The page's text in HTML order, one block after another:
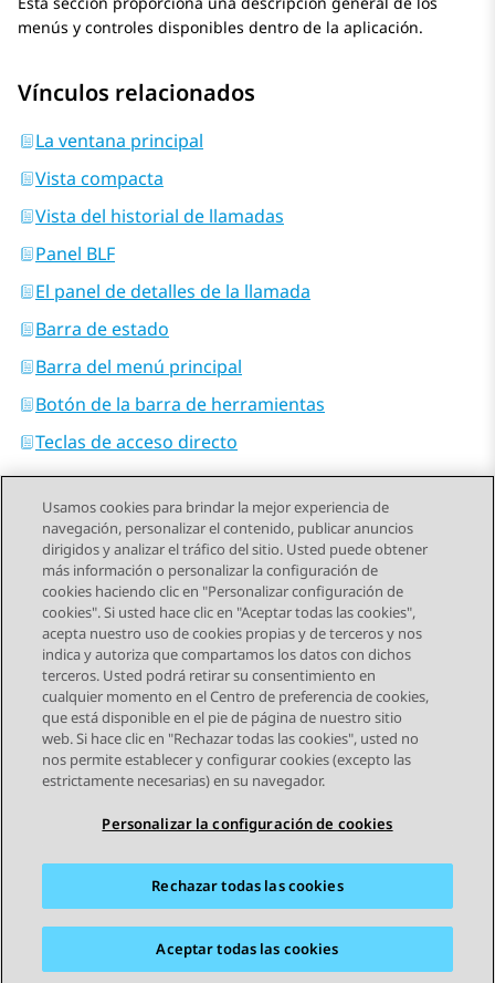
menús y controles disponibles dentro de la aplicación.
Vínculos relacionados
La ventana principal
Vista compacta
Vista del historial de llamadas
Panel BLF
El panel de detalles de la llamada
Barra de estado
Barra del menú principal
Botón de la barra de herramientas
Teclas de acceso directo
Send Feedback
Navegación de tema
Tema anterior Tema siguiente
STAY CONNECTED
Mapa del sitio Condiciones de Uso
Privacidad
Política de Cookies
Marcas registradas
© 2026 Avaya LLC
Usamos cookies para brindar la mejor experiencia de
navegación, personalizar el contenido, publicar anuncios
dirigidos y analizar el tráfico del sitio. Usted puede obtener
más información o personalizar la configuración de
cookies haciendo clic en "Personalizar configuración de
cookies". Si usted hace clic en "Aceptar todas las cookies",
acepta nuestro uso de cookies propias y de terceros y nos
indica y autoriza que compartamos los datos con dichos
terceros. Usted podrá retirar su consentimiento en
cualquier momento en el Centro de preferencia de cookies,
que está disponible en el pie de página de nuestro sitio
web. Si hace clic en "Rechazar todas las cookies", usted no
nos permite establecer y configurar cookies (excepto las
estrictamente necesarias) en su navegador.
Personalizar la configuración de cookies
Rechazar todas las cookies
Aceptar todas las cookies